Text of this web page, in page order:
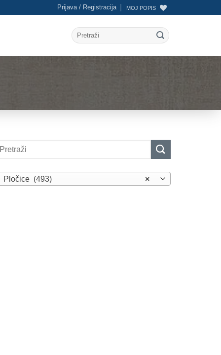
Prijava / Registracija MOJ POPIS
Pretraži:
×
Pločice (493)